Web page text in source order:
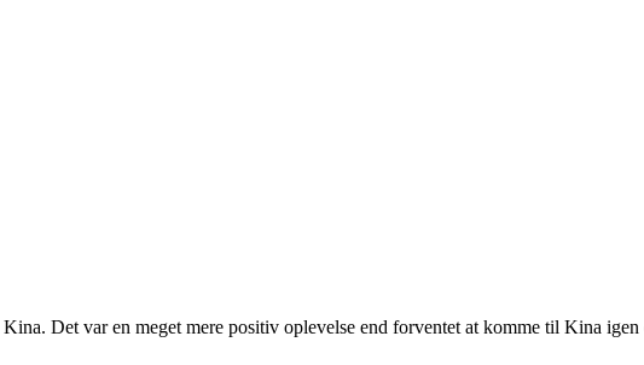
Det var en meget mere positiv oplevelse end forventet at komme til Kina igen